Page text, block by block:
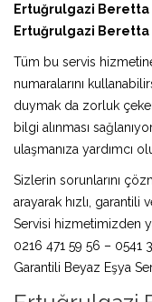
Ertuğrulgazi Beretta
Ertuğrulgazi Beretta
Tüm bu servis
numaralarını
duymak da zorluk
bilgi alınması
ulaşmanıza yardımcı
Sizlerin sorunlarını
arayarak hızlı, garantili
Servisi hizmetimizden
0216 471 59 56 – 0541
Garantili Beyaz Eşya